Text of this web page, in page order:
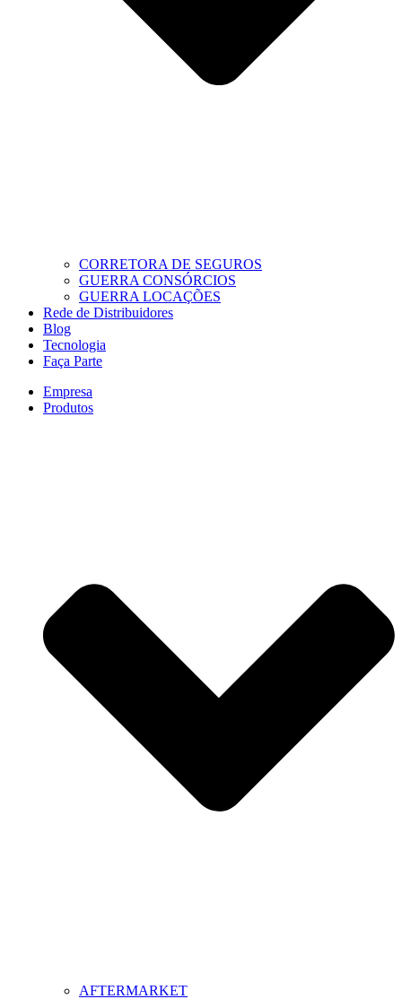
CORRETORA DE SEGUROS
GUERRA CONSÓRCIOS
GUERRA LOCAÇÕES
Rede de Distribuidores
Blog
Tecnologia
Faça Parte
Empresa
Produtos
AFTERMARKET